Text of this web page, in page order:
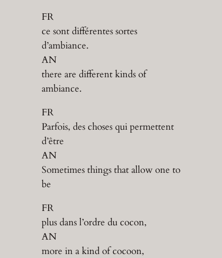
FR
ce sont différentes sortes
d’ambiance.
AN
there are different kinds of
ambiance.
FR
Parfois, des choses qui permettent
d’être
AN
Sometimes things that allow one to
be
FR
plus dans l’ordre du cocon,
AN
more in a kind of cocoon,